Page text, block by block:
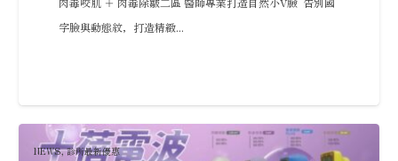
字臉與動態紋，打造精緻...
NEWS,診所最新優惠